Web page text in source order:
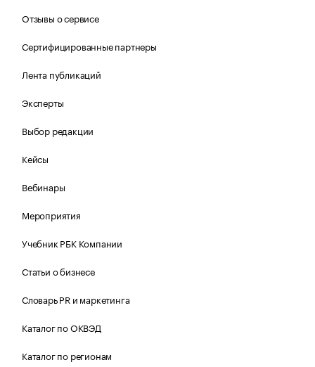
Отзывы о сервисе
Сертифицированные партнеры
Лента публикаций
Эксперты
Выбор редакции
Кейсы
Вебинары
Мероприятия
Учебник РБК Компании
Статьи о бизнесе
Словарь PR и маркетинга
Каталог по ОКВЭД
Каталог по регионам